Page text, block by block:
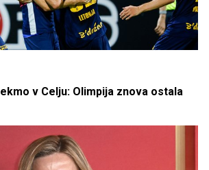
v Celju: Olimpija znova ostala